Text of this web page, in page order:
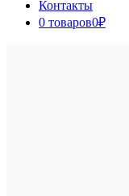
Контакты
0 товаров0₽